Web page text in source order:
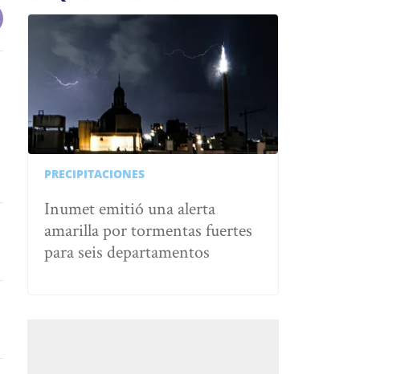
PRECIPITACIONES
Inumet emitió una alerta
amarilla por tormentas fuertes
para seis departamentos